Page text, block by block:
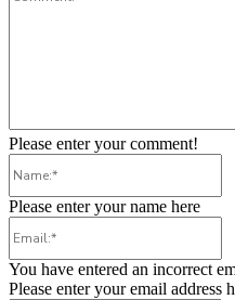
Please enter your comment!
Please enter your name here
You have entered an incorrect
Please enter your email address